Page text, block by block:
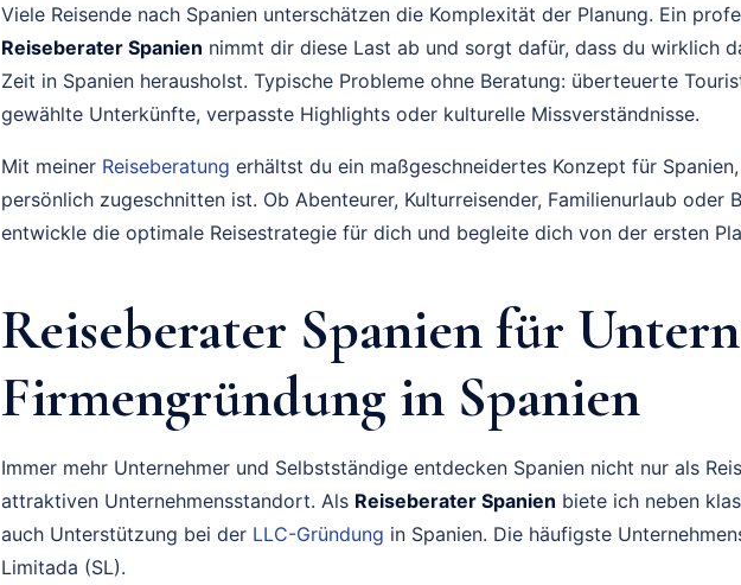
Viele Reisende nach Spanien unterschätzen die Komplexität der Planung. Ein
Reiseberater Spanien nimmt dir diese Last ab und sorgt dafür, dass du wirklich
Zeit in Spanien herausholst. Typische Probleme ohne Beratung: überteuerte
gewählte Unterkünfte, verpasste Highlights oder kulturelle Missverständnisse.
Mit meiner Reiseberatung erhältst du ein maßgeschneidertes Konzept für
persönlich zugeschnitten ist. Ob Abenteurer, Kulturreisender, Familienurlaub oder
entwickle die optimale Reisestrategie für dich und begleite dich von der ersten
Reiseberater Spanien für
Firmengründung in Spanien
Immer mehr Unternehmer und Selbstständige entdecken Spanien nicht nur als
attraktiven Unternehmensstandort. Als Reiseberater Spanien biete ich neben
auch Unterstützung bei der LLC-Gründung in Spanien. Die häufigste
Limitada (SL).